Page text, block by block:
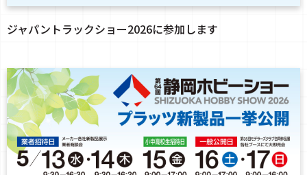
ジャパントラックショー2026に参加します